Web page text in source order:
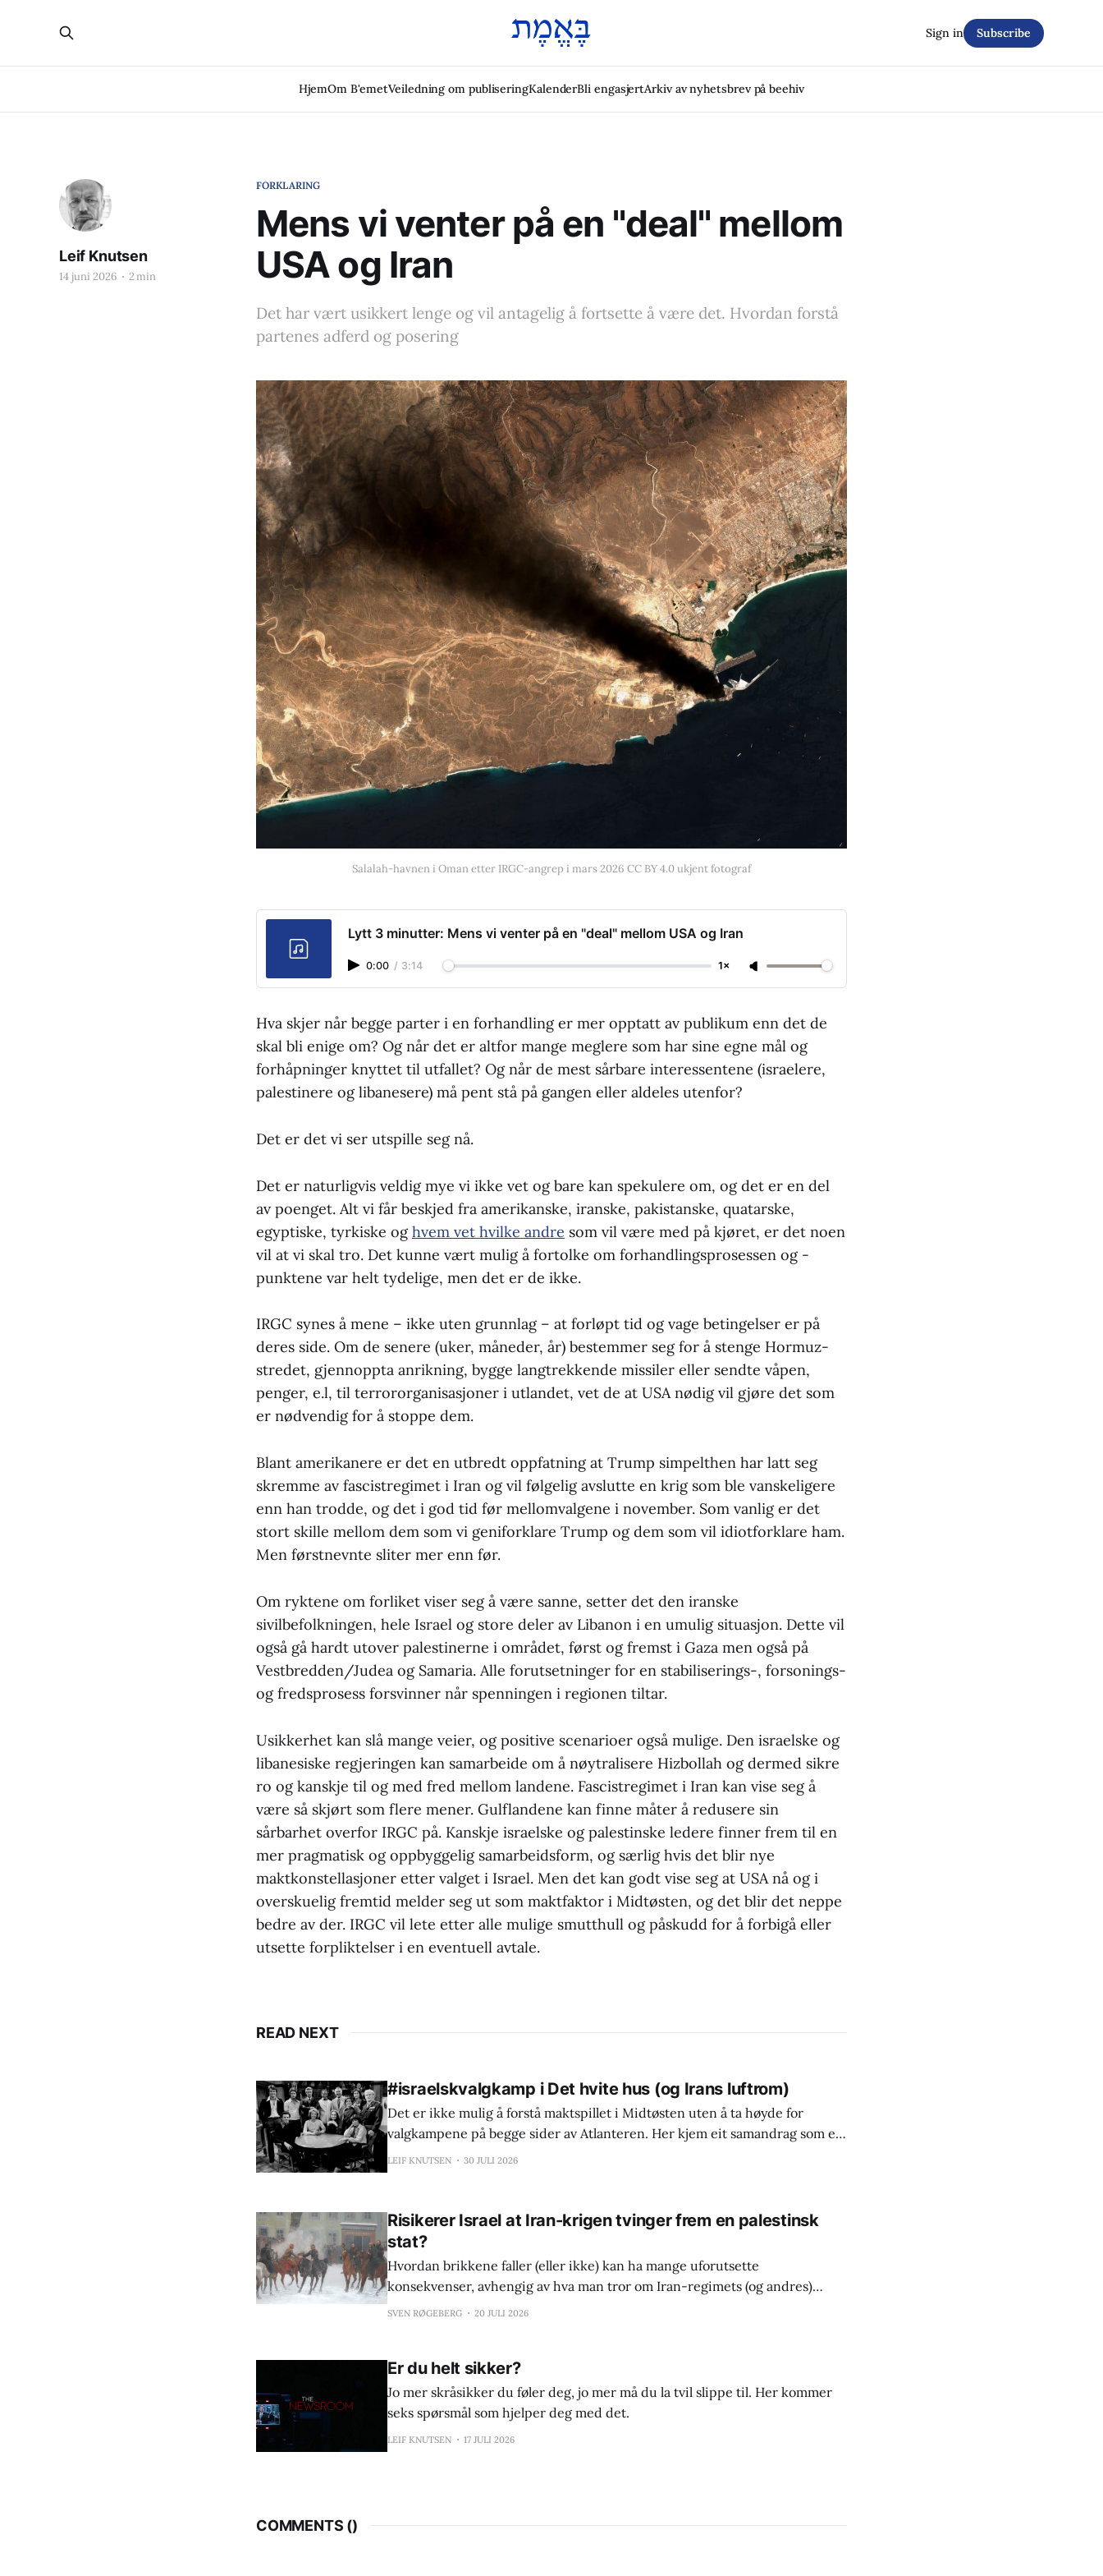
HjemOm B'emetVeiledning om publiseringKalenderBli engasjertArkiv av nyhetsbrev på beehiv
Sign in Subscribe
FORKLARING
Mens vi venter på en "deal" mellom
USA og Iran
Det har vært usikkert lenge og vil antagelig å fortsette å være det. Hvordan forstå
partenes adferd og posering
Leif Knutsen
14 juni 2026 2 min
Salalah-havnen i Oman etter IRGC-angrep i mars 2026 CC BY 4.0 ukjent fotograf
Lytt 3 minutter: Mens vi venter på en "deal" mellom USA og Iran
0:00 / 3:14 1×
Hva skjer når begge parter i en forhandling er mer opptatt av publikum enn det de
skal bli enige om? Og når det er altfor mange meglere som har sine egne mål og
forhåpninger knyttet til utfallet? Og når de mest sårbare interessentene (israelere,
palestinere og libanesere) må pent stå på gangen eller aldeles utenfor?
Det er det vi ser utspille seg nå.
Det er naturligvis veldig mye vi ikke vet og bare kan spekulere om, og det er en del
av poenget. Alt vi får beskjed fra amerikanske, iranske, pakistanske, quatarske,
egyptiske, tyrkiske oghvem vet hvilke andre som vil være med på kjøret, er det noen
vil at vi skal tro. Det kunne vært mulig å fortolke om forhandlingsprosessen og -
punktene var helt tydelige, men det er de ikke.
IRGC synes å mene – ikke uten grunnlag – at forløpt tid og vage betingelser er på
deres side. Om de senere (uker, måneder, år) bestemmer seg for å stenge Hormuz-
stredet, gjennoppta anrikning, bygge langtrekkende missiler eller sendte våpen,
penger, e.l, til terrororganisasjoner i utlandet, vet de at USA nødig vil gjøre det som
er nødvendig for å stoppe dem.
Blant amerikanere er det en utbredt oppfatning at Trump simpelthen har latt seg
skremme av fascistregimet i Iran og vil følgelig avslutte en krig som ble vanskeligere
enn han trodde, og det i god tid før mellomvalgene i november. Som vanlig er det
stort skille mellom dem som vi geniforklare Trump og dem som vil idiotforklare ham.
Men førstnevnte sliter mer enn før.
Om ryktene om forliket viser seg å være sanne, setter det den iranske
sivilbefolkningen, hele Israel og store deler av Libanon i en umulig situasjon. Dette vil
også gå hardt utover palestinerne i området, først og fremst i Gaza men også på
Vestbredden/Judea og Samaria. Alle forutsetninger for en stabiliserings-, forsonings-
og fredsprosess forsvinner når spenningen i regionen tiltar.
Usikkerhet kan slå mange veier, og positive scenarioer også mulige. Den israelske og
libanesiske regjeringen kan samarbeide om å nøytralisere Hizbollah og dermed sikre
ro og kanskje til og med fred mellom landene. Fascistregimet i Iran kan vise seg å
være så skjørt som flere mener. Gulflandene kan finne måter å redusere sin
sårbarhet overfor IRGC på. Kanskje israelske og palestinske ledere finner frem til en
mer pragmatisk og oppbyggelig samarbeidsform, og særlig hvis det blir nye
maktkonstellasjoner etter valget i Israel. Men det kan godt vise seg at USA nå og i
overskuelig fremtid melder seg ut som maktfaktor i Midtøsten, og det blir det neppe
bedre av der. IRGC vil lete etter alle mulige smutthull og påskudd for å forbigå eller
utsette forpliktelser i en eventuell avtale.
READ NEXT
#israelskvalgkamp i Det hvite hus (og Irans luftrom)
Det er ikke mulig å forstå maktspillet i Midtøsten uten å ta høyde for
valgkampene på begge sider av Atlanteren. Her kjem eit samandrag som er
egna til ein annan og kanskje betre form for forvirring.
LEIF KNUTSEN 30 JULI 2026
Risikerer Israel at Iran-krigen tvinger frem en palestinsk
stat?
Hvordan brikkene faller (eller ikke) kan ha mange uforutsette
konsekvenser, avhengig av hva man tror om Iran-regimets (og andres)
egentlige intensjoner
SVEN RØGEBERG 20 JULI 2026
Er du helt sikker?
Jo mer skråsikker du føler deg, jo mer må du la tvil slippe til. Her kommer
seks spørsmål som hjelper deg med det.
LEIF KNUTSEN 17 JULI 2026
COMMENTS ()